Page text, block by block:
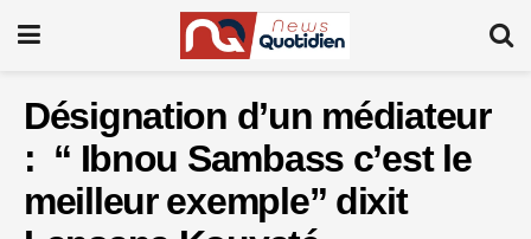
Désignation d’un médiateur
: “ Ibnou Sambass c’est le
meilleur exemple” dixit